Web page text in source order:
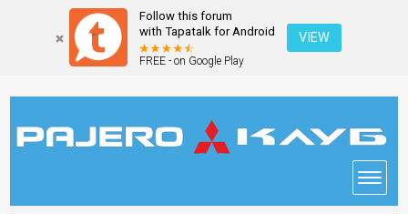
Follow this forum
with Tapatalk for Android
FREE - on Google Play
VIEW